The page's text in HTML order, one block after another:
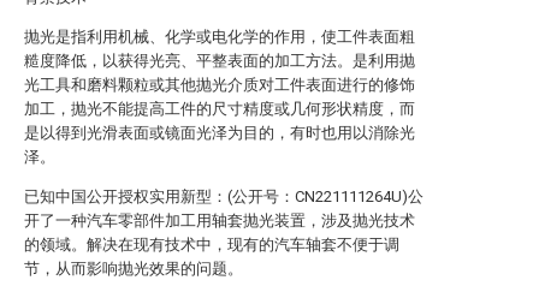
抛光是指利用机械、化学或电化学的作用，使工件表面粗
糙度降低，以获得光亮、平整表面的加工方法。是利用抛
光工具和磨料颗粒或其他抛光介质对工件表面进行的修饰
加工，抛光不能提高工件的尺寸精度或几何形状精度，而
是以得到光滑表面或镜面光泽为目的，有时也用以消除光
泽。
已知中国公开授权实用新型：(公开号：CN221111264U)公
开了一种汽车零部件加工用轴套抛光装置，涉及抛光技术
的领域。解决在现有技术中，现有的汽车轴套不便于调
节，从而影响抛光效果的问题。